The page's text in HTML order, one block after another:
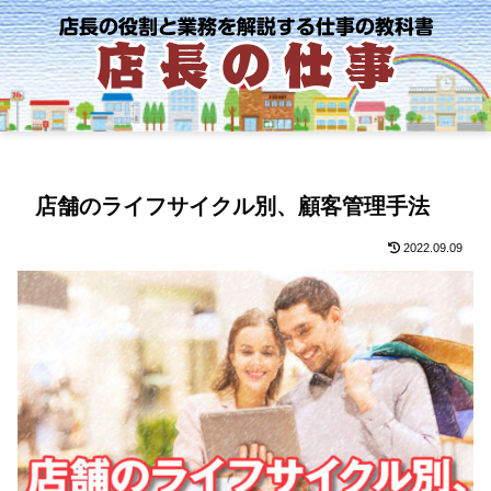
店舗のライフサイクル別、顧客管理手法
2022.09.09